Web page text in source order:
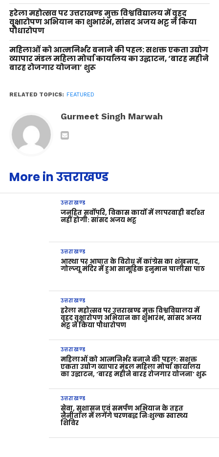
हरेला महोत्सव पर उत्तराखण्ड मुक्त विश्वविद्यालय में वृहद
वृक्षारोपण अभियान का शुभारंभ, सांसद अजय भट्ट ने किया
पौधारोपण
महिलाओं को आत्मनिर्भर बनाने की पहल: सशक्त एकता उद्योग
व्यापार मंडल महिला मोर्चा कार्यालय का उद्घाटन, ‘बारह महीने
बारह रोजगार योजना’ शुरू
RELATED TOPICS: FEATURED
Gurmeet Singh Marwah
More in उत्तराखण्ड
उत्तराखण्ड
जनहित सर्वोपरि, विकास कार्यों में लापरवाही बर्दाश्त
नहीं होगी: सांसद अजय भट्ट
उत्तराखण्ड
आस्था पर आघात के विरोध में कांग्रेस का शंखनाद,
गोल्ज्यू मंदिर में हुआ सामूहिक हनुमान चालीसा पाठ
उत्तराखण्ड
हरेला महोत्सव पर उत्तराखण्ड मुक्त विश्वविद्यालय में
वृहद वृक्षारोपण अभियान का शुभारंभ, सांसद अजय
भट्ट ने किया पौधारोपण
उत्तराखण्ड
महिलाओं को आत्मनिर्भर बनाने की पहल: सशक्त
एकता उद्योग व्यापार मंडल महिला मोर्चा कार्यालय
का उद्घाटन, ‘बारह महीने बारह रोजगार योजना’ शुरू
उत्तराखण्ड
सेवा, सुशासन एवं समर्पण अभियान के तहत
नैनीताल में लगेंगे चरणबद्ध निःशुल्क स्वास्थ्य
शिविर